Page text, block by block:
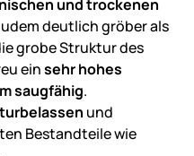
und trockenen
deutlich gröber als
grobe Struktur des
einsehr hohes
saugfähig.
und
Bestandteile wie